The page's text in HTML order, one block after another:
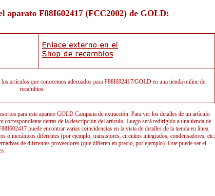
aparato F88I602417 (FCC2002) de GOLD:
artículos que conocemos adecuados para F88I602417/GOLD en una tienda online de
recambios.
para este aparato GOLD Campana de extracción. Para ver los detalles de un artículo
correspondiente detrás de la descripción del artículo. Luego será redirigido a una tienda de
puede encontrar varias coincidencias en la vista de detalles de la tienda en línea,
o mecánicos diferentes (por ejemplo, transistores, circuitos integrados, condensadores, etc.
de diferentes proveedores (que difieren en precio, por ejemplo). Este puede ser el